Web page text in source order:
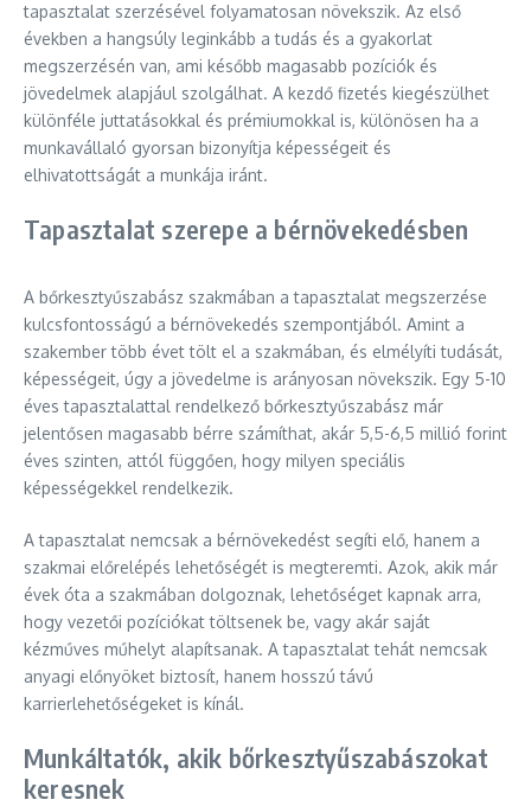
tapasztalat szerzésével folyamatosan növekszik. Az első
években a hangsúly leginkább a tudás és a gyakorlat
megszerzésén van, ami később magasabb pozíciók és
jövedelmek alapjául szolgálhat. A kezdő fizetés kiegészülhet
különféle juttatásokkal és prémiumokkal is, különösen ha a
munkavállaló gyorsan bizonyítja képességeit és
elhivatottságát a munkája iránt.
Tapasztalat szerepe a bérnövekedésben
A bőrkesztyűszabász szakmában a tapasztalat megszerzése
kulcsfontosságú a bérnövekedés szempontjából. Amint a
szakember több évet tölt el a szakmában, és elmélyíti tudását,
képességeit, úgy a jövedelme is arányosan növekszik. Egy 5-10
éves tapasztalattal rendelkező bőrkesztyűszabász már
jelentősen magasabb bérre számíthat, akár 5,5-6,5 millió forint
éves szinten, attól függően, hogy milyen speciális
képességekkel rendelkezik.
A tapasztalat nemcsak a bérnövekedést segíti elő, hanem a
szakmai előrelépés lehetőségét is megteremti. Azok, akik már
évek óta a szakmában dolgoznak, lehetőséget kapnak arra,
hogy vezetői pozíciókat töltsenek be, vagy akár saját
kézműves műhelyt alapítsanak. A tapasztalat tehát nemcsak
anyagi előnyöket biztosít, hanem hosszú távú
karrierlehetőségeket is kínál.
Munkáltatók, akik bőrkesztyűszabászokat
keresnek